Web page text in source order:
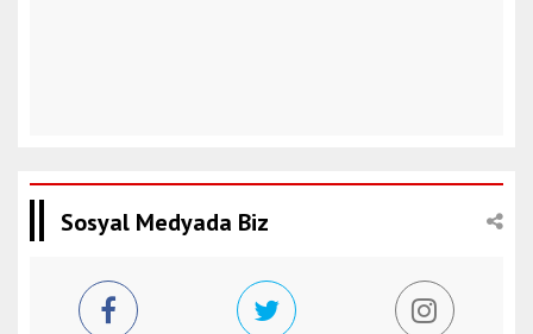
Sosyal Medyada Biz